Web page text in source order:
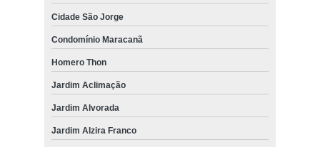
Cidade São Jorge
Condomínio Maracanã
Homero Thon
Jardim Aclimação
Jardim Alvorada
Jardim Alzira Franco